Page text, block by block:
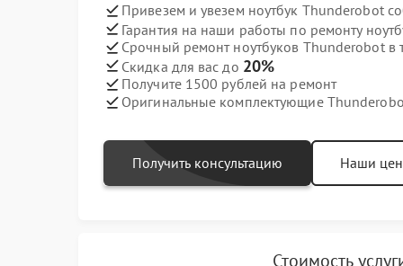
Привезем и увезем ноутбук Thunderobot
Гарантия на наши работы по ремонту
Срочный ремонт ноутбуков Thunderobot в
Скидка для вас до 20%
Получите 1500 рублей на ремонт
Оригинальные комплектующие
Получить консультацию Наши
Стоимость